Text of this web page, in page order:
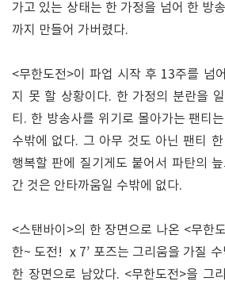
가고 있는 상태는 한 가정을 넘어 한 방
까지 만들어 가버렸다.
<무한도전>이 파업 시작 후 13주를 넘
지 못 할 상황이다. 한 가정의 분란을
티. 한 방송사를 위기로 몰아가는 팬티
수밖에 없다. 그 아무 것도 아닌 팬티
행복할 판에 질기게도 붙어서 파탄의
간 것은 안타까움일 수밖에 없다.
<스탠바이>의 한 장면으로 나온 <무한
한~ 도전! ⅹ7’ 포즈는 그리움을 가질
한 장면으로 남았다. <무한도전>을 그